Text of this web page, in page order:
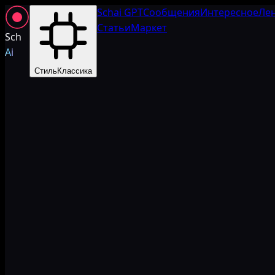
Sch
Ai
СтильКлассика
Schai GPTСообщенияИнтересное
СтатьиМаркет